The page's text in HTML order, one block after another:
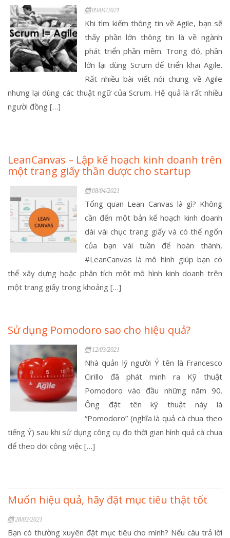
09/04/2021
Khi tìm kiếm thông tin về Agile, bạn sẽ
thấy phần lớn thông tin là về ngành
phát triển phần mềm. Trong đó, phần
lớn lại dùng Scrum để triển khai Agile.
Rất nhiều bài viết nói chung về Agile
nhưng lại dùng các thuật ngữ của Scrum. Hệ quả là rất nhiều
người đồng […]
LeanCanvas – Lập kế hoạch kinh doanh trên
một trang giấy thần dược cho startup
08/04/2021
Tổng quan Lean Canvas là gì? ­­­­­Không
cần đến một bản kế hoạch kinh doanh
dài vài chục trang giấy và có thể ngốn
của bạn vài tuần để hoàn thành,
#LeanCanvas là mô hình giúp bạn có
thể xây dựng hoặc phân tích một mô hình kinh doanh trên
một trang giấy trong khoảng […]
Sử dụng Pomodoro sao cho hiệu quả?
12/03/2021
Nhà quản lý người Ý tên là Francesco
Cirillo đã phát minh ra Kỹ thuật
Pomodoro vào đầu những năm 90.
Ông đặt tên kỹ thuật này là
“Pomodoro” (nghĩa là quả cà chua theo
tiếng Ý) sau khi sử dụng công cụ đo thời gian hình quả cà chua
để theo dõi công việc […]
Muốn hiệu quả, hãy đặt mục tiêu thật tốt
28/02/2021
Bạn có thường xuyên đặt mục tiêu cho mình? Nếu câu trả lời